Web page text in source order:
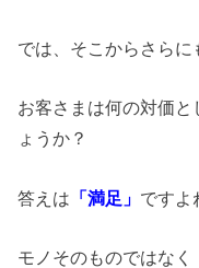
では、そこからさらに
お客さまは何の対価
ょうか？
答えは 「満足」 ですよ
モノそのものではな